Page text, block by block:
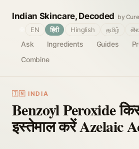
Indian Skincare, Decoded by
Ask Ingredients Guides
Combine
EN हिंदी Hinglish தமிழ்
🇮🇳 INDIA
Benzoyl Peroxide
इस्तेमाल करें Azelaic